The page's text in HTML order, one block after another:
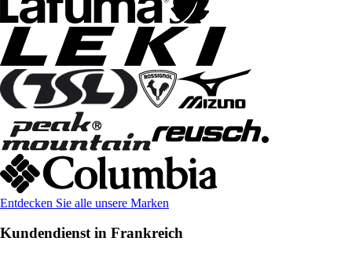
Entdecken Sie alle unsere Marken
Kundendienst in Frankreich